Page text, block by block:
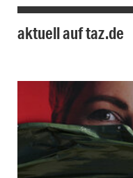
aktuell auf taz.de